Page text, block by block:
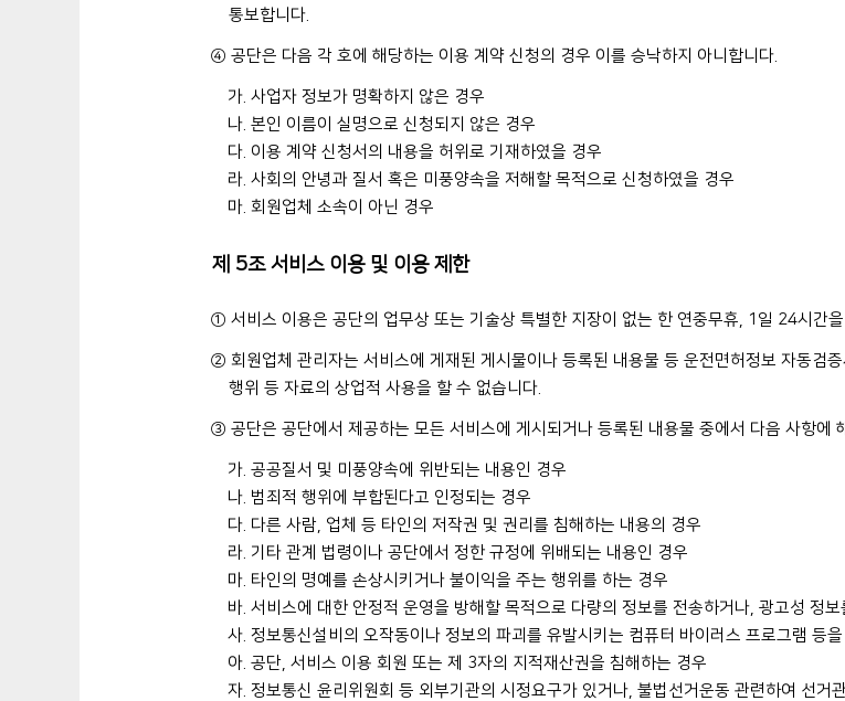
통보합니다.
④ 공단은 다음 각 호에 해당하는 이용 계약 신청의 경우 이를 승낙하지 아니합니다.
가. 사업자 정보가 명확하지 않은 경우
나. 본인 이름이 실명으로 신청되지 않은 경우
다. 이용 계약 신청서의 내용을 허위로 기재하였을 경우
라. 사회의 안녕과 질서 혹은 미풍양속을 저해할 목적으로 신청하였을 경우
마. 회원업체 소속이 아닌 경우
제 5조 서비스 이용 및 이용 제한
① 서비스 이용은 공단의 업무상 또는 기술상 특별한 지장이 없는 한 연중무휴, 1일 24시간을
② 회원업체 관리자는 서비스에 게재된 게시물이나 등록된 내용물 등 운전면허정보 자동검
행위 등 자료의 상업적 사용을 할 수 없습니다.
③ 공단은 공단에서 제공하는 모든 서비스에 게시되거나 등록된 내용물 중에서 다음 사항에
가. 공공질서 및 미풍양속에 위반되는 내용인 경우
나. 범죄적 행위에 부합된다고 인정되는 경우
다. 다른 사람, 업체 등 타인의 저작권 및 권리를 침해하는 내용의 경우
라. 기타 관계 법령이나 공단에서 정한 규정에 위배되는 내용인 경우
마. 타인의 명예를 손상시키거나 불이익을 주는 행위를 하는 경우
바. 서비스에 대한 안정적 운영을 방해할 목적으로 다량의 정보를 전송하거나, 광고성 정
사. 정보통신설비의 오작동이나 정보의 파괴를 유발시키는 컴퓨터 바이러스 프로그램 등
아. 공단, 서비스 이용 회원 또는 제 3자의 지적재산권을 침해하는 경우
자. 정보통신 윤리위원회 등 외부기관의 시정요구가 있거나, 불법선거운동 관련하여 선거